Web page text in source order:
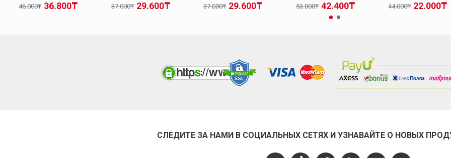
36.800₸
46.000₸ 29.600₸
37.000₸ 29.600₸
37.000₸ 42.400₸
53.000₸ 22.000₸
44.000₸
СЛЕДИТЕ ЗА НАМИ В СОЦИАЛЬНЫХ СЕТЯХ И УЗНАВАЙТЕ О НОВЫХ